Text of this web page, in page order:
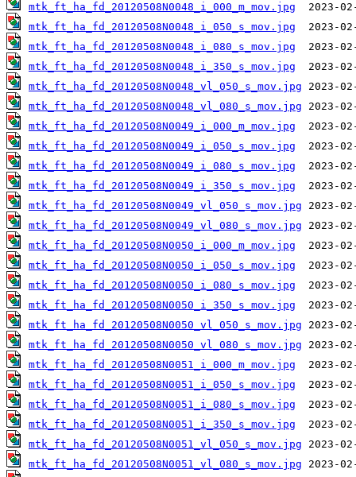
mtk_ft_ha_fd_20120508N0048_i_000_m_mov.jpg
mtk_ft_ha_fd_20120508N0048_i_050_s_mov.jpg
mtk_ft_ha_fd_20120508N0048_i_080_s_mov.jpg
mtk_ft_ha_fd_20120508N0048_i_350_s_mov.jpg
mtk_ft_ha_fd_20120508N0048_vl_050_s_mov.jpg
mtk_ft_ha_fd_20120508N0048_vl_080_s_mov.jpg
mtk_ft_ha_fd_20120508N0049_i_000_m_mov.jpg
mtk_ft_ha_fd_20120508N0049_i_050_s_mov.jpg
mtk_ft_ha_fd_20120508N0049_i_080_s_mov.jpg
mtk_ft_ha_fd_20120508N0049_i_350_s_mov.jpg
mtk_ft_ha_fd_20120508N0049_vl_050_s_mov.jpg
mtk_ft_ha_fd_20120508N0049_vl_080_s_mov.jpg
mtk_ft_ha_fd_20120508N0050_i_000_m_mov.jpg
mtk_ft_ha_fd_20120508N0050_i_050_s_mov.jpg
mtk_ft_ha_fd_20120508N0050_i_080_s_mov.jpg
mtk_ft_ha_fd_20120508N0050_i_350_s_mov.jpg
mtk_ft_ha_fd_20120508N0050_vl_050_s_mov.jpg
mtk_ft_ha_fd_20120508N0050_vl_080_s_mov.jpg
mtk_ft_ha_fd_20120508N0051_i_000_m_mov.jpg
mtk_ft_ha_fd_20120508N0051_i_050_s_mov.jpg
mtk_ft_ha_fd_20120508N0051_i_080_s_mov.jpg
mtk_ft_ha_fd_20120508N0051_i_350_s_mov.jpg
mtk_ft_ha_fd_20120508N0051_vl_050_s_mov.jpg
mtk_ft_ha_fd_20120508N0051_vl_080_s_mov.jpg